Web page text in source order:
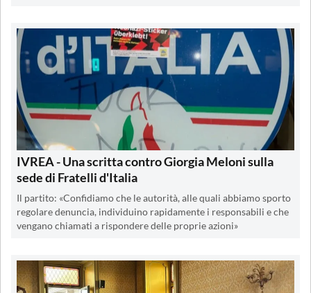
IVREA - Una scritta contro Giorgia Meloni sulla
sede di Fratelli d'Italia
Il partito: «Confidiamo che le autorità, alle quali abbiamo sporto
regolare denuncia, individuino rapidamente i responsabili e che
vengano chiamati a rispondere delle proprie azioni»